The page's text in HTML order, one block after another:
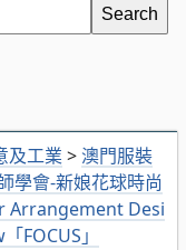
及工業 > 澳門服裝
學會-新娘花球時尚
Arrangement Desi
FOCUS」